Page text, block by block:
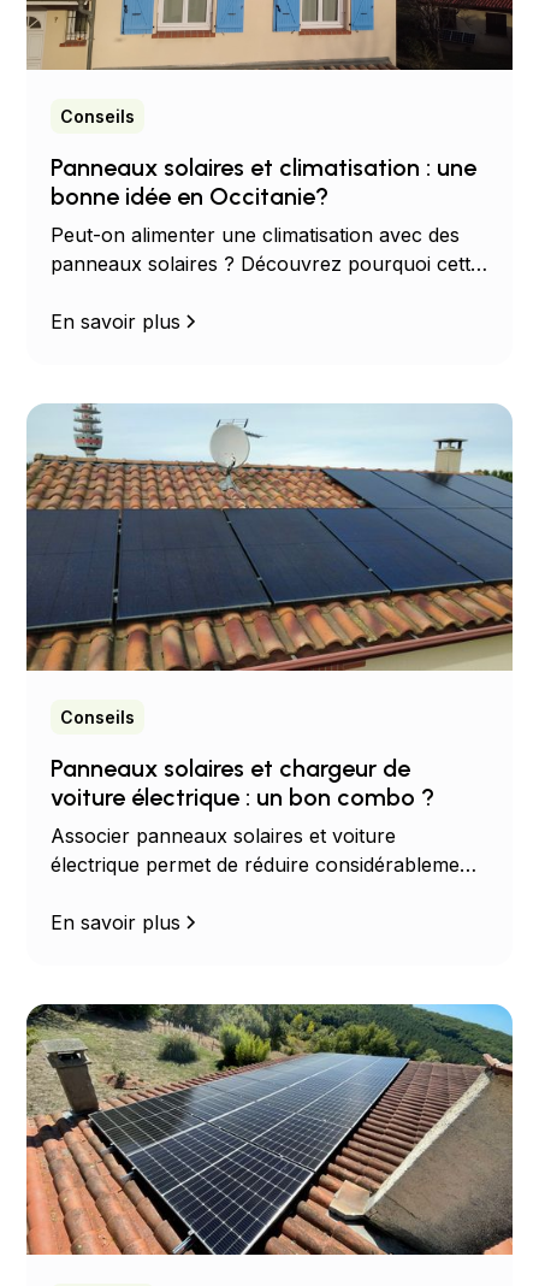
Conseils
Panneaux solaires et climatisation : une
bonne idée en Occitanie?
Peut-on alimenter une climatisation avec des
panneaux solaires ? Découvrez pourquoi cette
facture d'électricité en Occitanie.
En savoir plus
Conseils
Panneaux solaires et chargeur de
voiture électrique : un bon combo ?
Associer panneaux solaires et voiture
électrique permet de réduire considérablement
avantages, les économies possibles et les
En savoir plus